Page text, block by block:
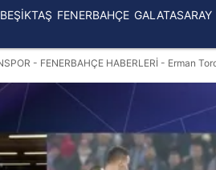
BEŞİKTAŞ FENERBAHÇE GALATASARAY